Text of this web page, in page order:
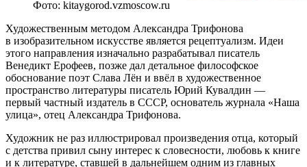
Фото: kitaygorod.vzmoscow.ru
Художественным методом Александра Трифонова
в изобразительном искусстве является рецептуализм. Идеи
этого направления изначально разрабатывал писатель
Венедикт Ерофеев, позже дал детальное философское
обоснование поэт Слава Лён и ввёл в художественное
пространство литературы писатель Юрий Кувалдин —
первый частный издатель в СССР, основатель журнала «Наша
улица», отец Александра Трифонова.
Художник не раз иллюстрировал произведения отца, который
с детства привил сыну интерес к словесности, любовь к книге
и к литературе, ставшей в дальнейшем одним из главных